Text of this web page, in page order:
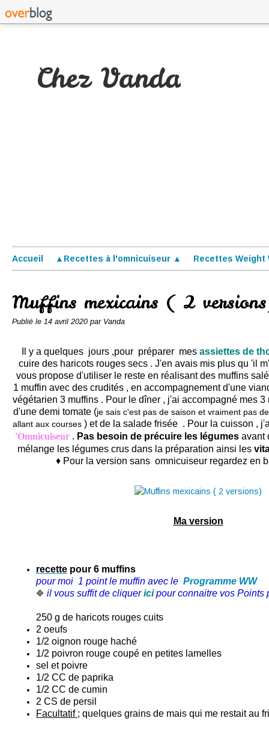
Chez Vanda
Accueil ▲Recettes à l'omnicuiseur ▲ Recettes Weight
Muffins mexicains ( 2
Publié le 14 avril 2020 par Vanda
Il y a quelques jours ,pour préparer mes assiettes de
cuire des haricots rouges secs . J'en avais mis plus qu 'il
vous propose d'utiliser le reste en réalisant des muffins
1 muffin avec des crudités , en accompagnement d'une
végétarien 3 muffins . Pour le dîner , j'ai accompagné mes
d'une demi tomate (je sais c'est pas de saison et vraiment pas
allant aux courses ) et de la salade frisée . Pour la cuisson ,
'Omnicuiseur . Pas besoin de précuire les légumes avant
mélange les légumes crus dans la préparation ainsi les
♦ Pour la version sans omnicuiseur regardez en
Ma version
recette pour 6 muffins
pour moi 1 point le muffin avec le Programme WW
🔷 il vous suffit de cliquer icipour connaitre vos Points
250 g de haricots rouges cuits
2 oeufs
1/2 oignon rouge haché
1/2 poivron rouge coupé en petites lamelles
sel et poivre
1/2 CC de paprika
1/2 CC de cumin
2 CS de persil
Facultatif ; quelques grains de mais qui me restait au